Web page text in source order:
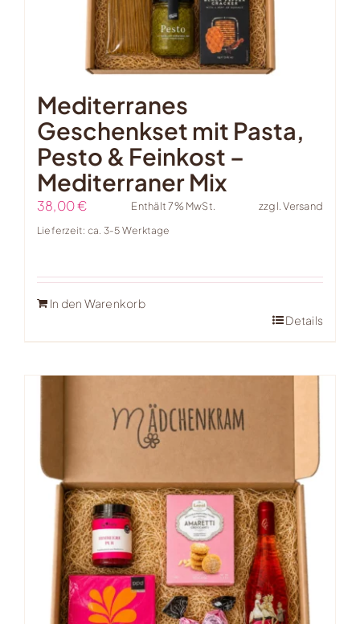
Mediterranes
Geschenkset mit Pasta,
Pesto & Feinkost –
Mediterraner Mix
38,00€ Enthält 7% MwSt. zzgl.Versand
Lieferzeit: ca. 3-5 Werktage
In den Warenkorb
Details